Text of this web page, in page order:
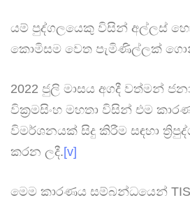
යම් පුද්ගලයෙකු විසින් අල්ලස්
කොමිසම වෙත පැමිණිල්ලක්
2022 ජුලි මාසය අගදී වත්මන්
වික්‍රමසිංහ මහතා විසින් එම
විමර්ශනයක් සිදු කිරීම සඳහා
කරන ලදී.[v]
මෙම කාරණය සම්බන්ධයෙන්